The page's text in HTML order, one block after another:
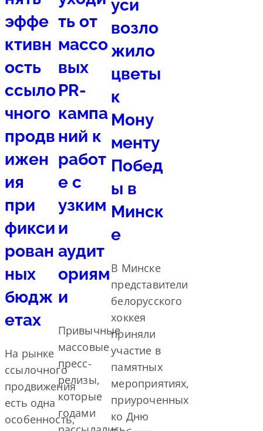
эффе
ктивн
ость
ссыло
чного
продв
ижен
ия
при
фикси
рован
ных
бюдж
етах
На рынке
ссылочного
продвижения
есть одна
особенность,
ть от
массо
вых
PR-
кампа
ний к
работ
е с
узким
и
аудит
ориям
и
Привычные
массовые
пресс-
релизы,
которые
годами
уси
возло
жило
цветы
к
Мону
менту
Побед
ы в
Минск
е
В Минске
представители
белорусского
хоккея
приняли
участие в
памятных
мероприятиях,
приуроченных
ко Дню